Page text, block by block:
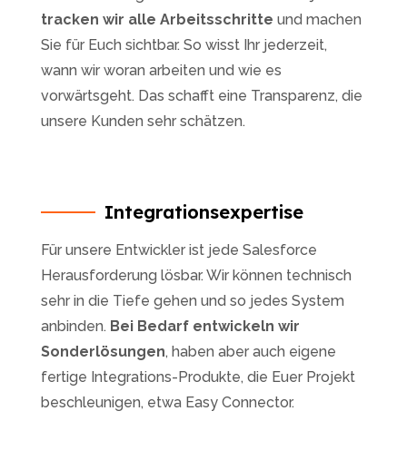
tracken wir alle Arbeitsschritte und machen
Sie für Euch sichtbar. So wisst Ihr jederzeit,
wann wir woran arbeiten und wie es
vorwärtsgeht. Das schafft eine Transparenz, die
unsere Kunden sehr schätzen.
Integrationsexpertise
Für unsere Entwickler ist jede Salesforce
Herausforderung lösbar. Wir können technisch
sehr in die Tiefe gehen und so jedes System
anbinden. Bei Bedarf entwickeln wir
Sonderlösungen, haben aber auch eigene
fertige Integrations-Produkte, die Euer Projekt
beschleunigen, etwa Easy Connector.